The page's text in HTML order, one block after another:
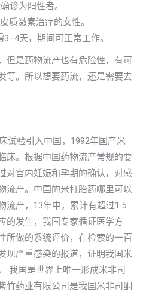
诊为阳性者。
质激素治疗的女性。
天，期间可正常工作。
但是药物流产也有危险性，有可
等。所以想要药流，还是需要去
试验引入中国，1992年国产米
床。根据中国药物流产常规的要
对宫内妊娠和孕期的确认，对感
流产。中国的米打胎药哪里可以
流产，13年中，累计有超过1.5
的发生，我国专家循证医学方
所做的系统评价，在检索的一百
现严重感染的报道，证明我国米
我国是世界上唯一形成米非司
竹药业有限公司是我国米非司酮